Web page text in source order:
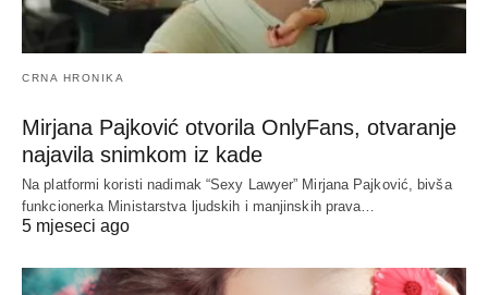
CRNA HRONIKA
Mirjana Pajković otvorila OnlyFans, otvaranje
najavila snimkom iz kade
Na platformi koristi nadimak “Sexy Lawyer” Mirjana Pajković, bivša
funkcionerka Ministarstva ljudskih i manjinskih prava…
5 mjeseci ago